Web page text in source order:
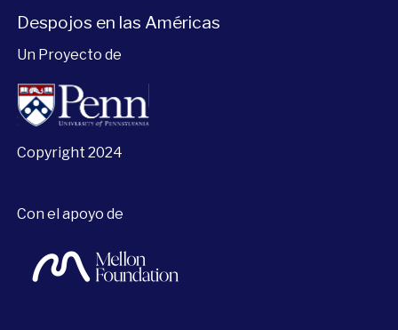
Despojos en las Américas
Un Proyecto de
Copyright 2024
Con el apoyo de